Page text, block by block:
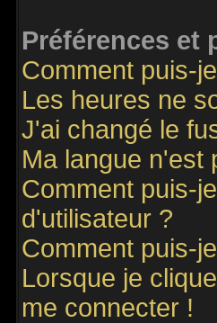
Préférences et
Comment puis-
Les heures ne
J'ai changé le
Ma langue n'est
Comment puis-
d'utilisateur ?
Comment puis-
Lorsque je
me connecter !